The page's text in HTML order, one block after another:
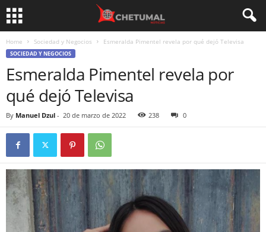
Home Sociedad y Negocios Esmeralda Pimentel revela por qué dejó Televisa
SOCIEDAD Y NEGOCIOS
Esmeralda Pimentel revela por
qué dejó Televisa
By Manuel Dzul - 20 de marzo de 2022 238 0